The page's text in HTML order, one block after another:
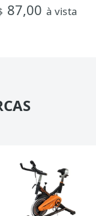
87,00 à vista